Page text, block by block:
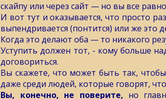
скайпу или через сайт — но вы все
И вот тут и оказывается, что просто
выпендривается (понтится) или же это
Когда это делают оба — то никакого
Уступить должен тот, - кому больше
договориться.
Вы скажете, что может быть так,
даже среди людей, которые говорят,
Вы, конечно, не поверите, но